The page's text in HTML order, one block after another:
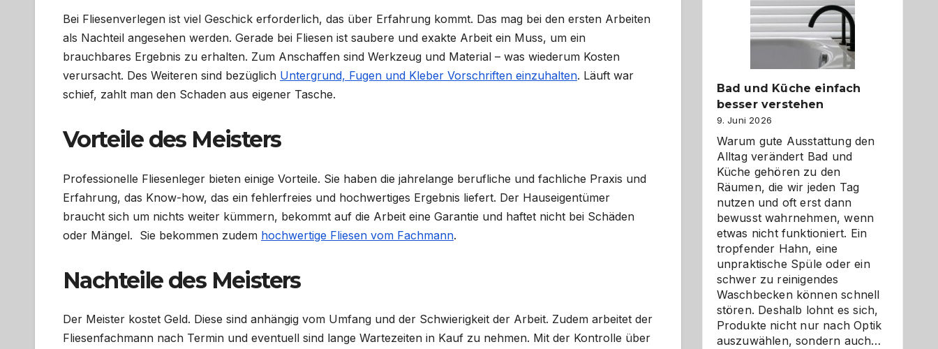
Bei Fliesenverlegen ist viel Geschick erforderlich, das über Erfahrung kommt. Das mag bei den ersten Arbeiten
als Nachteil angesehen werden. Gerade bei Fliesen ist saubere und exakte Arbeit ein Muss, um ein
brauchbares Ergebnis zu erhalten. Zum Anschaffen sind Werkzeug und Material – was wiederum Kosten
verursacht. Des Weiteren sind bezüglich Untergrund, Fugen und Kleber Vorschriften einzuhalten. Läuft war
schief, zahlt man den Schaden aus eigener Tasche.
Vorteile des Meisters
Professionelle Fliesenleger bieten einige Vorteile. Sie haben die jahrelange berufliche und fachliche Praxis und
Erfahrung, das Know-how, das ein fehlerfreies und hochwertiges Ergebnis liefert. Der Hauseigentümer
braucht sich um nichts weiter kümmern, bekommt auf die Arbeit eine Garantie und haftet nicht bei Schäden
oder Mängel. Sie bekommen zudem hochwertige Fliesen vom Fachmann.
Nachteile des Meisters
Der Meister kostet Geld. Diese sind anhängig vom Umfang und der Schwierigkeit der Arbeit. Zudem arbeitet der
Fliesenfachmann nach Termin und eventuell sind lange Wartezeiten in Kauf zu nehmen. Mit der Kontrolle über
Bad und Küche einfach
besser verstehen
9. Juni 2026
Warum gute Ausstattung den
Alltag verändert Bad und
Küche gehören zu den
Räumen, die wir jeden Tag
nutzen und oft erst dann
bewusst wahrnehmen, wenn
etwas nicht funktioniert. Ein
tropfender Hahn, eine
unpraktische Spüle oder ein
schwer zu reinigendes
Waschbecken können schnell
stören. Deshalb lohnt es sich,
Produkte nicht nur nach Optik
auszuwählen, sondern auch…